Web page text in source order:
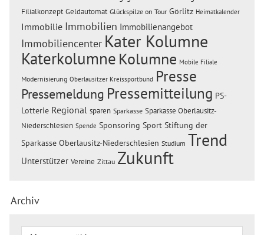
Filialkonzept Geldautomat Glückspilze on Tour Görlitz Heimatkalender
Immobilie Immobilien Immobilienangebot
Immobiliencenter Kater Kolumne
Katerkolumne Kolumne Mobile Filiale
Modernisierung Oberlausitzer Kreissportbund Presse
Pressemeldung Pressemitteilung PS-
Lotterie Regional sparen Sparkasse Sparkasse Oberlausitz-
Niederschlesien Spende Sponsoring Sport Stiftung der
Sparkasse Oberlausitz-Niederschlesien Studium Trend
Unterstützer Vereine Zittau Zukunft
Archiv